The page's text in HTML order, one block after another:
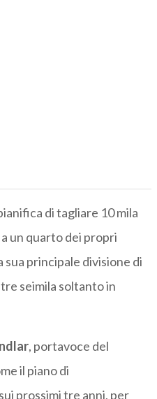
di tagliare 10 mila
un quarto dei propri
principale divisione di
seimila soltanto in
, portavoce del
il piano di
prossimi tre anni, per